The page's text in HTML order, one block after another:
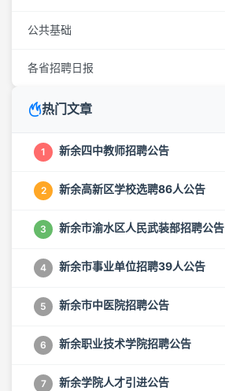
公共基础
各省招聘日报
热门文章
1 新余四中教师招聘公告
2 新余高新区学校选聘86人公告
3 新余市渝水区人民武装部招聘公告
4 新余市事业单位招聘39人公告
5 新余市中医院招聘公告
6 新余职业技术学院招聘公告
7 新余学院人才引进公告